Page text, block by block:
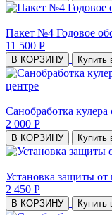
Пакет №4 Годовое
11 500 Р
В КОРЗИНУ Купить
Санобработка
2 000 Р
В КОРЗИНУ Купить
Установка защиты от
2 450 Р
В КОРЗИНУ Купить